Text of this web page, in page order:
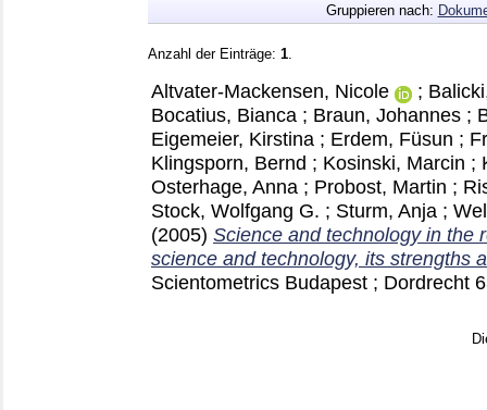
Gruppieren nach:
Anzahl der Einträge: 1
Altvater-Mackensen, Nicole ;
Bocatius, Bianca ; Braun, Johannes ;
Eigemeier, Kirstina ; Erdem, Füsun ;
Klingsporn, Bernd ; Kosinski, Marcin ;
Osterhage, Anna ; Probost, Martin ;
Stock, Wolfgang G. ; Sturm, Anja ;
(2005) Science and technology in the
science and technology, its strengths
Scientometrics Budapest ; Dordrecht